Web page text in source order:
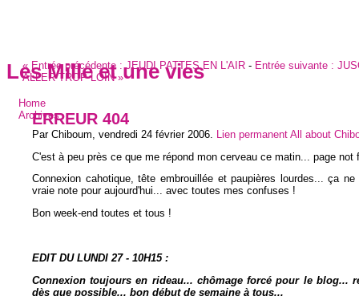
Les Mille et une vies
Home
Archives
« Entrée précédente :JEUDI PATTES EN L'AIR - Entrée suivante :
ALLER TROP LOIN»
ERREUR 404
Par Chiboum, vendredi 24 février 2006 Lien permanent All about
C'est à peu près ce que me répond mon cerveau ce matin... page not
Connexion cahotique, tête embrouillée et paupières lourdes... ça
vraie note pour aujourd'hui... avec toutes mes confuses !
Bon week-end toutes et tous !
EDIT DU LUNDI 27 - 10H15 :
Connexion toujours en rideau... chômage forcé pour le blog...
dès que possible... bon début de semaine à tous...